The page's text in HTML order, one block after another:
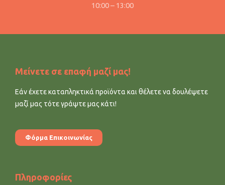
10:00 – 13:00
Μείνετε σε επαφή μαζί μας!
Εάν έχετε καταπληκτικά προϊόντα και θέλετε να δουλέψετε
μαζί μας τότε γράψτε μας κάτι!
Φόρμα Επικοινωνίας
Πληροφορίες